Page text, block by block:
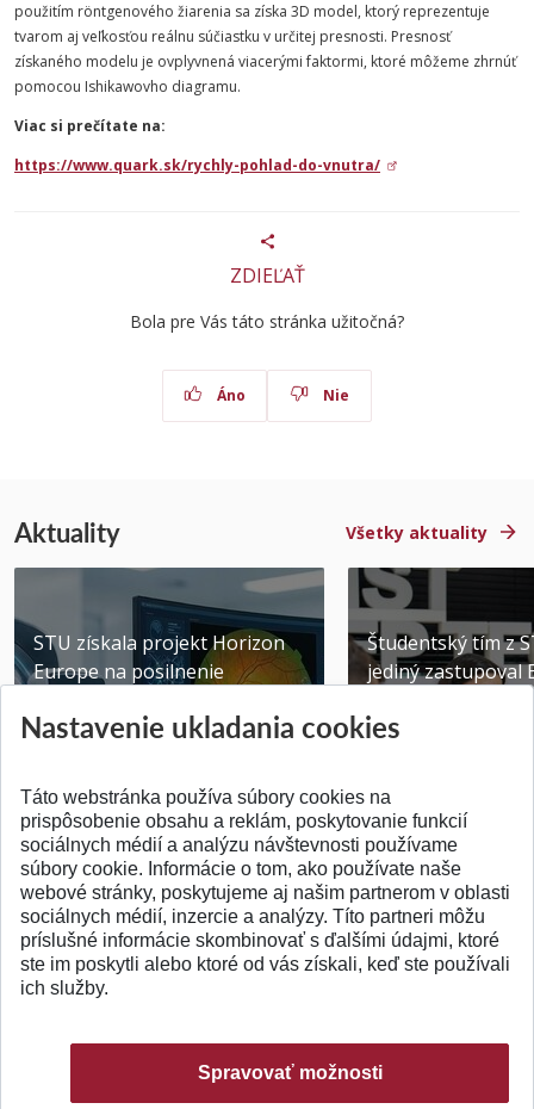
použitím röntgenového žiarenia sa získa 3D model, ktorý reprezentuje
tvarom aj veľkosťou reálnu súčiastku v určitej presnosti. Presnosť
získaného modelu je ovplyvnená viacerými faktormi, ktoré môžeme zhrnúť
pomocou Ishikawovho diagramu.
Viac si prečítate na:
https://www.quark.sk/rychly-pohlad-do-vnutra/
ZDIEĽAŤ
Bola pre Vás táto stránka užitočná?
Áno Nie
Aktuality Všetky aktuality
STU získala projekt Horizon
Europe na posilnenie
Publikované 31.07.2026
Študentský tím z
jediný zastupoval
Publikované
SPÄŤ NA VRCH
Nastavenie ukladania cookies
Táto webstránka používa súbory cookies na
prispôsobenie obsahu a reklám, poskytovanie funkcií
sociálnych médií a analýzu návštevnosti používame
súbory cookie. Informácie o tom, ako používate naše
webové stránky, poskytujeme aj našim partnerom v oblasti
sociálnych médií, inzercie a analýzy. Títo partneri môžu
príslušné informácie skombinovať s ďalšími údajmi, ktoré
ste im poskytli alebo ktoré od vás získali, keď ste používali
ich služby.
Spravovať možnosti